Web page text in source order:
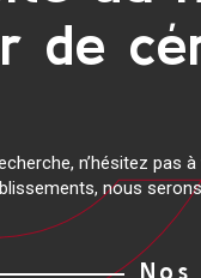
de
n’hésitez pas
nous